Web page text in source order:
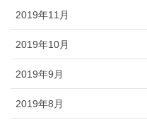
2019年11月
2019年10月
2019年9月
2019年8月